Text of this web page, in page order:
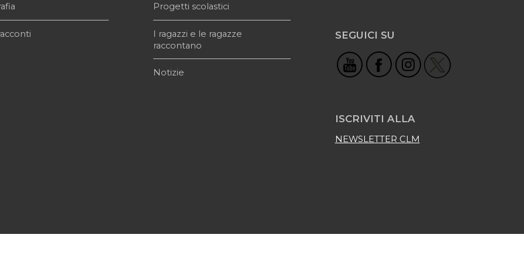
Progetti scolastici
I ragazzi e le ragazze
raccontano
Notizie
SEGUICI SU
ISCRIVITI ALLA
NEWSLETTER CLM